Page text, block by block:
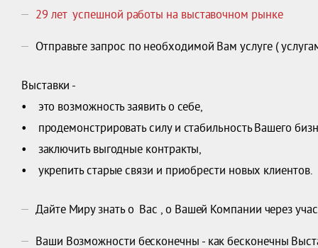
29 лет успешной работы на выставочном рынке
Отправьте запрос по необходимой Вам услуге (
Выставки -
• это возможность заявить о себе,
• продемонстрировать силу и стабильность Вашего
• заключить выгодные контракты,
• укрепить старые связи и приобрести новых клиентов.
Дайте Миру знать о Вас , о Вашей Компании через
Ваши Возможности бесконечны - как бесконечны